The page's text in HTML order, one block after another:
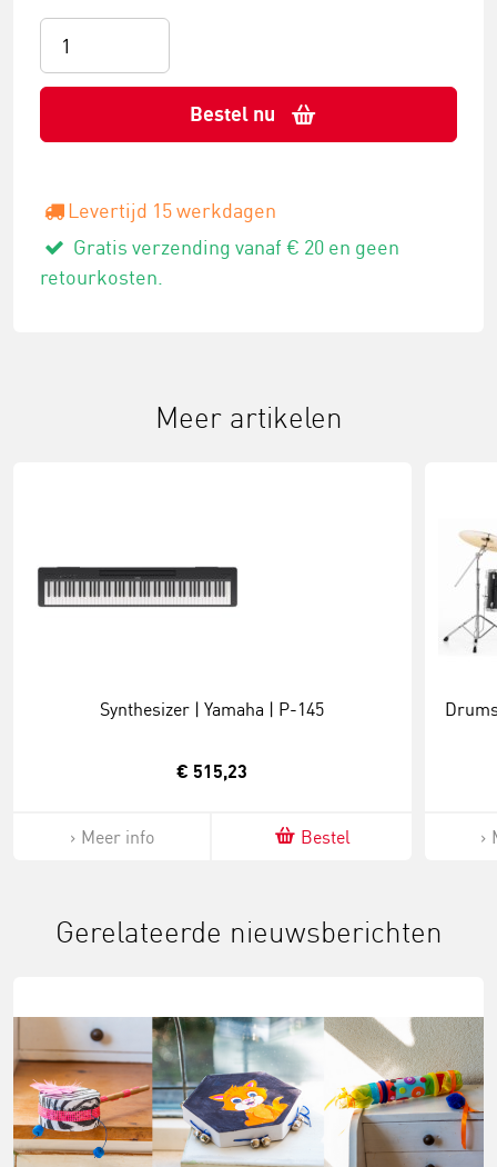
Bestel nu
Levertijd 15 werkdagen
Gratis verzending vanaf € 20 en geen
retourkosten.
Meer artikelen
Synthesizer | Yamaha | P-145
€ 515,23
Meer info Bestel
Gerelateerde nieuwsberichten